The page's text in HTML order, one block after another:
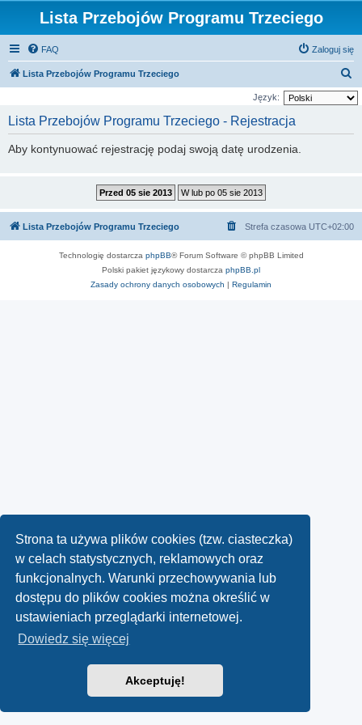
Strona ta używa plików cookies (tzw. ciasteczka)
w celach statystycznych, reklamowych oraz
funkcjonalnych. Warunki przechowywania lub
dostępu do plików cookies można określić w
ustawieniach przeglądarki internetowej.
Dowiedz się więcej
Akceptuję!
Lista Przebojów Programu Trzeciego
FAQ Zaloguj się
Lista Przebojów Programu Trzeciego
z
Język:
Lista Przebojów Programu Trzeciego - Rejestracja
Aby kontynuować rejestrację podaj swoją datę urodzenia.
Lista Przebojów Programu Trzeciego Strefa czasowa UTC+02:00
Technologię dostarcza phpBB® Forum Software © phpBB Limited
Polski pakiet językowy dostarcza phpBB.pl
Zasady ochrony danych osobowych
Regulamin